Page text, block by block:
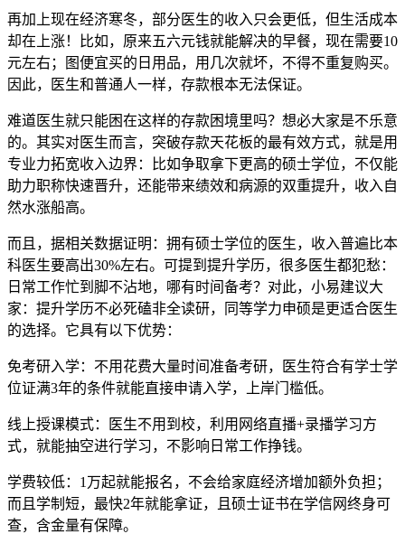
再加上现在经济寒冬，部分医生的收入只会更低，但生活成本
却在上涨！比如，原来五六元钱就能解决的早餐，现在需要10
元左右；图便宜买的日用品，用几次就坏，不得不重复购买。
因此，医生和普通人一样，存款根本无法保证。
难道医生就只能困在这样的存款困境里吗？想必大家是不乐意
的。其实对医生而言，突破存款天花板的最有效方式，就是用
专业力拓宽收入边界：比如争取拿下更高的硕士学位，不仅能
助力职称快速晋升，还能带来绩效和病源的双重提升，收入自
然水涨船高。
而且，据相关数据证明：拥有硕士学位的医生，收入普遍比本
科医生要高出30%左右。可提到提升学历，很多医生都犯愁：
日常工作忙到脚不沾地，哪有时间备考？对此，小易建议大
家：提升学历不必死磕非全读研，同等学力申硕是更适合医生
的选择。它具有以下优势：
免考研入学：不用花费大量时间准备考研，医生符合有学士学
位证满3年的条件就能直接申请入学，上岸门槛低。
线上授课模式：医生不用到校，利用网络直播+录播学习方
式，就能抽空进行学习，不影响日常工作挣钱。
学费较低：1万起就能报名，不会给家庭经济增加额外负担；
而且学制短，最快2年就能拿证，且硕士证书在学信网终身可
查，含金量有保障。